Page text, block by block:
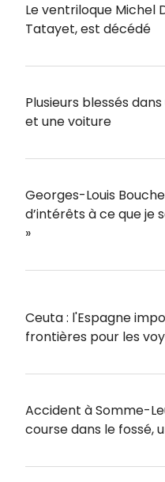
Le ventriloque Michel
Tatayet, est décédé
Plusieurs blessés
et une voiture
Georges-Louis
d’intérêts à ce que je
»
Ceuta : l'Espagne
frontières pour les
Accident à Somme-
course dans le fossé,